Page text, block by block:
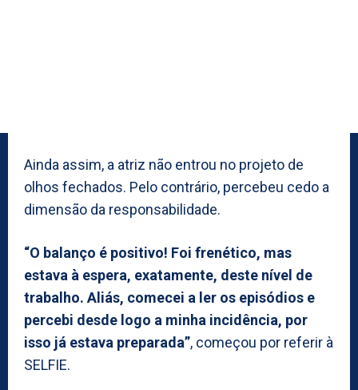
Ainda assim, a atriz não entrou no projeto de
olhos fechados. Pelo contrário, percebeu cedo a
dimensão da responsabilidade.
“O balanço é positivo! Foi frenético, mas
estava à espera, exatamente, deste nível de
trabalho. Aliás, comecei a ler os episódios e
percebi desde logo a minha incidência, por
isso já estava preparada”, começou por referir à
SELFIE.